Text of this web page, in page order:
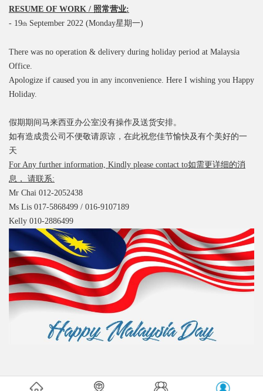
RESUME OF WORK / 照常营业:
- 19th September 2022 (Monday星期一)
There was no operation & delivery during holiday period at Malaysia
Office.
Apologize if caused you in any inconvenience. Here I wishing you Happy
Holiday.
假期期间马来西亚办公室没有操作及送货安排。
如有造成贵公司不便敬请原谅，在此祝您佳节愉快及有个美好的一
天
For Any further information, Kindly please contact to如需更详细的消
息， 请联系:
Mr Chai 012-2052438
Ms Lis 017-5868499 / 016-9107189
Kelly 010-2886499